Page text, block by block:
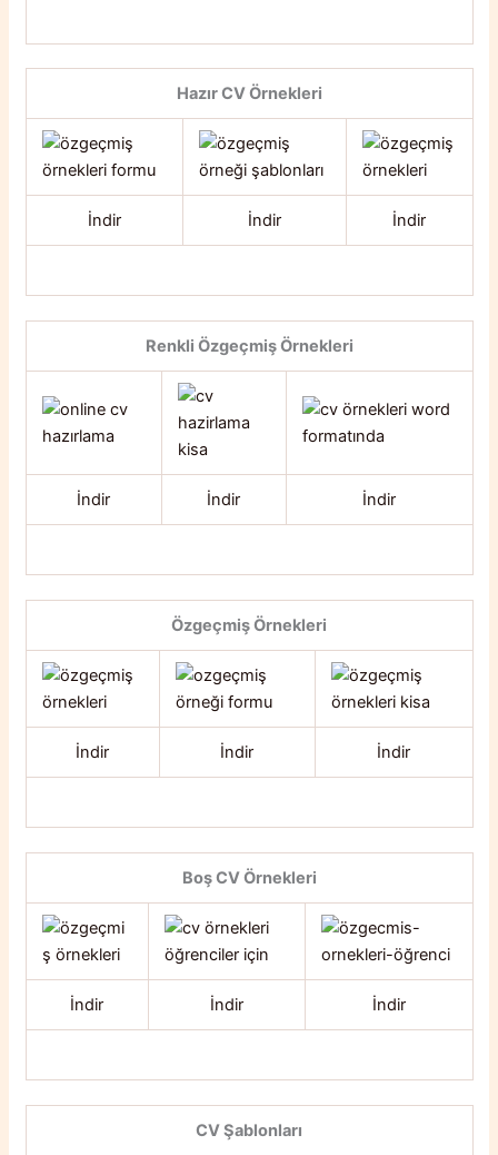
Hazır CV Örnekleri
İndir İndir İndir
Renkli Özgeçmiş Örnekleri
İndir İndir İndir
Özgeçmiş Örnekleri
İndir İndir İndir
Boş CV Örnekleri
İndir İndir İndir
CV Şablonları